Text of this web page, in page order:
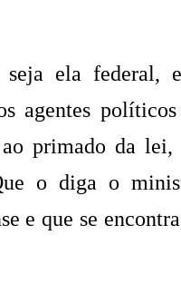
ela federal,
agentes
ao primado da
o diga o
e que se